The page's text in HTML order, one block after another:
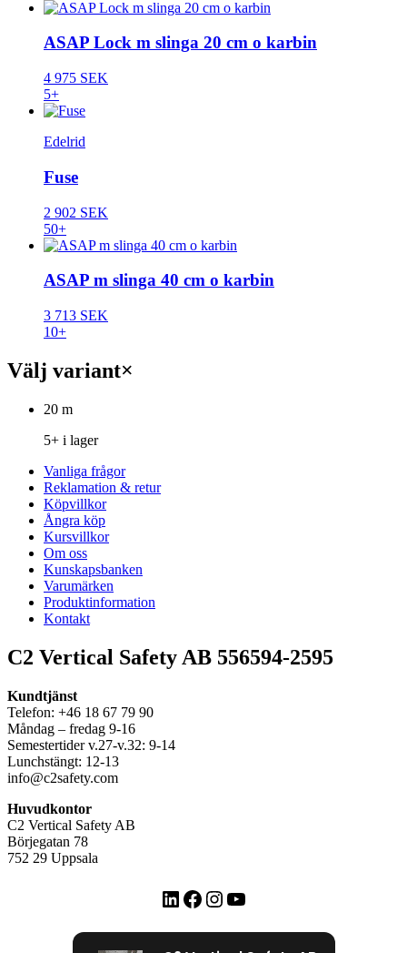
ASAP Lock m slinga 20 cm o karbin
4 975 SEK
5+
Edelrid
Fuse
2 902 SEK
50+
ASAP m slinga 40 cm o karbin
3 713 SEK
10+
Välj variant×
20 m
5+ i lager
Vanliga frågor
Reklamation & retur
Köpvillkor
Ångra köp
Kursvillkor
Om oss
Kunskapsbanken
Varumärken
Produktinformation
Kontakt
C2 Vertical Safety AB 556594-2595
Kundtjänst
Telefon: +46 18 67 79 90
Måndag – fredag 9-16
Semestertider v.27-v.32: 9-14
Lunchstängt: 12-13
info@c2safety.com
Huvudkontor
C2 Vertical Safety AB
Börjegatan 78
752 29 Uppsala
LinkedIn
Facebook
Instagram
YouTube